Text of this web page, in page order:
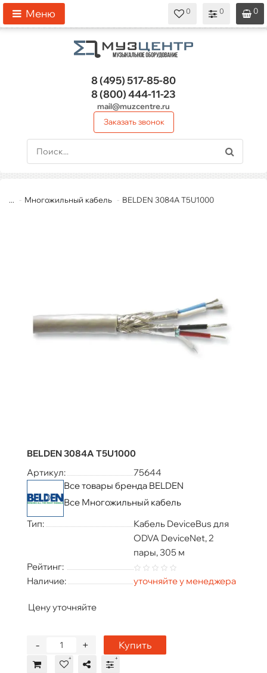
0
0
0
Меню
8 (495)517-85-80
8 (800)444-11-23
mail@muzcentre.ru
Заказать звонок
... Многожильный кабель BELDEN 3084A T5U1000
BELDEN 3084A T5U1000
Артикул:
75644
Все товары бренда BELDEN
Все Многожильный кабель
Тип:
Кабель DeviceBus для
ODVA DeviceNet, 2
пары, 305 м
Рейтинг:
Наличие:
уточняйте у менеджера
Цену уточняйте
+
- Купить